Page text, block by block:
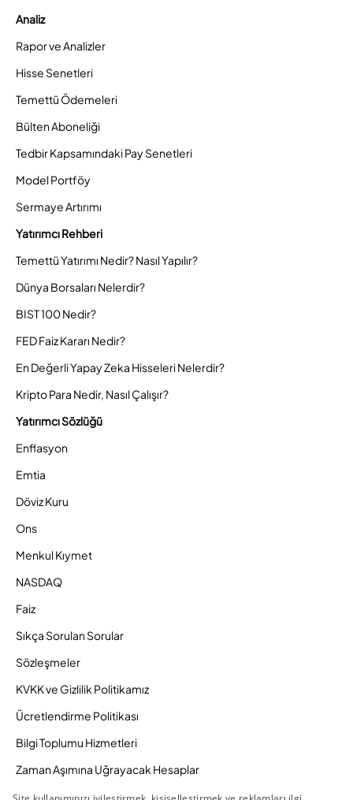
Analiz
Rapor ve Analizler
Hisse Senetleri
Temettü Ödemeleri
Bülten Aboneliği
Tedbir Kapsamındaki Pay Senetleri
Model Portföy
Sermaye Artırımı
Yatırımcı Rehberi
Temettü Yatırımı Nedir? Nasıl Yapılır?
Dünya Borsaları Nelerdir?
BIST 100 Nedir?
FED Faiz Kararı Nedir?
En Değerli Yapay Zeka Hisseleri Nelerdir?
Kripto Para Nedir, Nasıl Çalışır?
Yatırımcı Sözlüğü
Enflasyon
Emtia
Döviz Kuru
Ons
Menkul Kıymet
NASDAQ
Faiz
Sıkça Sorulan Sorular
Sözleşmeler
KVKK ve Gizlilik Politikamız
Ücretlendirme Politikası
Bilgi Toplumu Hizmetleri
Zaman Aşımına Uğrayacak Hesaplar
Duyurular ve Kampanyalar